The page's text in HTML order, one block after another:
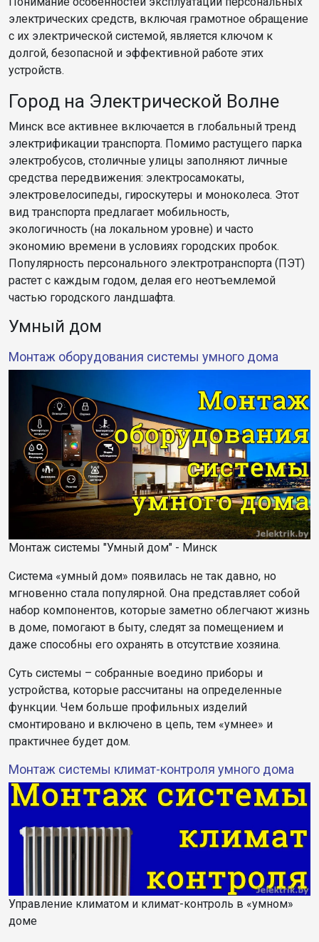
электрических средств, включая грамотное обращение
с их электрической системой, является ключом к
долгой, безопасной и эффективной работе этих
устройств.
Город на Электрической Волне
Минск все активнее включается в глобальный тренд
электрификации транспорта. Помимо растущего парка
электробусов, столичные улицы заполняют личные
средства передвижения: электросамокаты,
электровелосипеды, гироскутеры и моноколеса. Этот
вид транспорта предлагает мобильность,
экологичность (на локальном уровне) и часто
экономию времени в условиях городских пробок.
Популярность персонального электротранспорта (ПЭТ)
растет с каждым годом, делая его неотъемлемой
частью городского ландшафта.
Умный дом
Монтаж оборудования системы умного дома
Монтаж системы "Умный дом" - Минск
Система «умный дом» появилась не так давно, но
мгновенно стала популярной. Она представляет собой
набор компонентов, которые заметно облегчают жизнь
в доме, помогают в быту, следят за помещением и
даже способны его охранять в отсутствие хозяина.
Суть системы – собранные воедино приборы и
устройства, которые рассчитаны на определенные
функции. Чем больше профильных изделий
смонтировано и включено в цепь, тем «умнее» и
практичнее будет дом.
Монтаж системы климат-контроля умного дома
Управление климатом и климат-контроль в «умном»
доме